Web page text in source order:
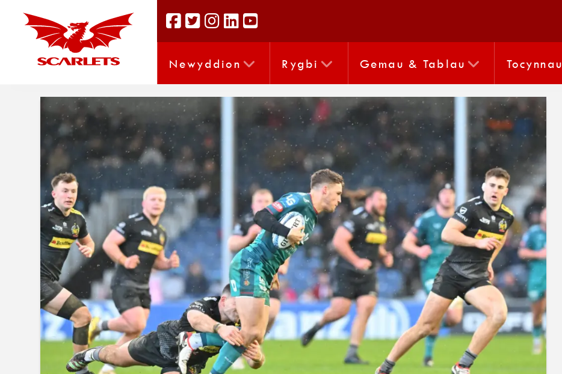
Newyddion Rygbi Gemau & Tablau Tocynnau